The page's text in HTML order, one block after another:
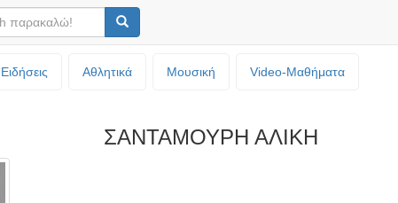
Ειδήσεις Αθλητικά Μουσική Video-Mαθήματα
ΣΑΝΤΑΜΟΥΡΗ ΑΛΙΚΗ